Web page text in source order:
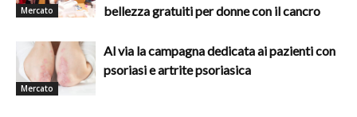
Mercato
bellezza gratuiti per donne con il cancro
Mercato
Al via la campagna dedicata ai pazienti con
psoriasi e artrite psoriasica